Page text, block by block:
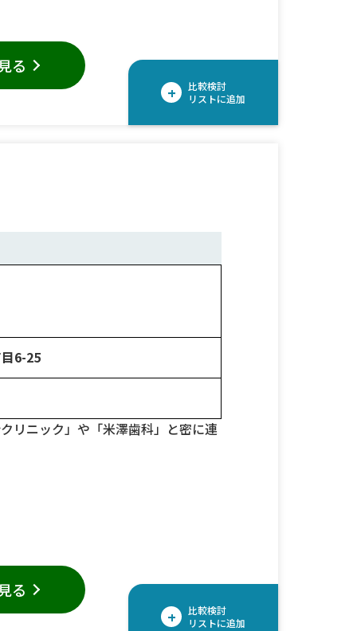
る
+
比較検討
リストに追加
6-25
リニック」や「米澤歯科」と密に連
る
+
比較検討
リストに追加